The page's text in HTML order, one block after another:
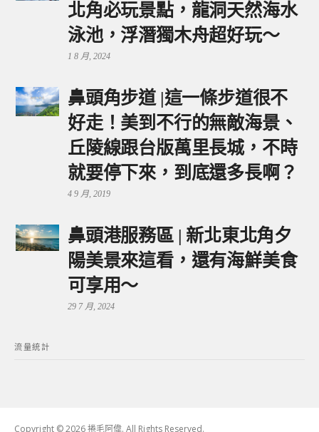
北角必玩景點，龍洞天然海水
泳池，浮潛獨木舟超好玩～
1 8 月, 2024
鼻頭角步道 |這一條步道很不
好走！美到不行的無敵海景、
丘陵線跟台版萬里長城，不時
就要停下來，到底還多長啊？
4 9 月, 2019
鼻頭港服務區 | 新北東北角夕
陽美景來這看，還有海鮮美食
可享用～
29 7 月, 2024
流量統計
Copyright © 2026 捲毛阿偉. All Rights Reserved.